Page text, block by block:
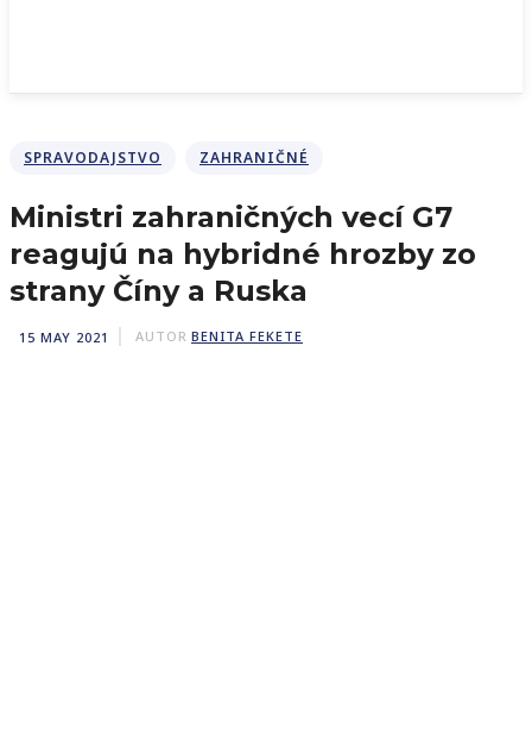
SPRAVODAJSTVO ZAHRANIČNÉ
Ministri zahraničných vecí G7
reagujú na hybridné hrozby zo
strany Číny a Ruska
15 MAY 2021 AUTOR BENITA FEKETE